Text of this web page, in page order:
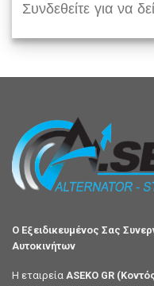
Συνδεθείτε για να
Ο Εξειδικευμένος Σας
Αυτοκινήτων
Η εταιρεία ASEKO GR